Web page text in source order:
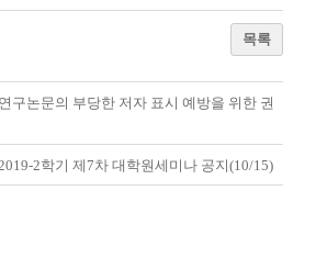
목록
구논문의 부당한 저자 표시 예방을 위한 권
2학기 제7차 대학원세미나 공지(10/15)